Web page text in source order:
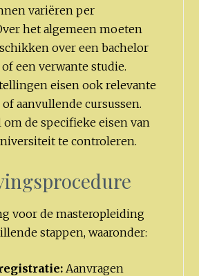
variëren per
het algemeen moeten
over een bachelor
een verwante studie.
eisen ook relevante
aanvullende cursussen.
om de specifieke eisen van
te controleren.
voor de masteropleiding
stappen, waaronder:
Aanvragen